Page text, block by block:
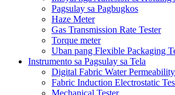
Pagsulay sa Pagbugkos
Haze Meter
Gas Transmission Rate Tester
Torque meter
Uban pang Flexible Packaging
Instrumento sa Pagsulay sa Tela
Digital Fabric Water
Fabric Induction Electrostatic
Mechanical Tester